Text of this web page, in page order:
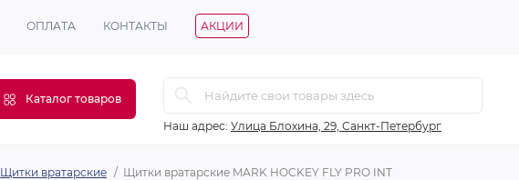
ОПЛАТА КОНТАКТЫ АКЦИИ
Каталог товаров
Наш адрес: Улица Блохина, 29, Санкт-Петербург
Щитки вратарские Щитки вратарские MARK HOCKEY FLY PRO INT